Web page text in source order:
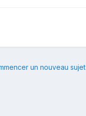
un nouveau sujet